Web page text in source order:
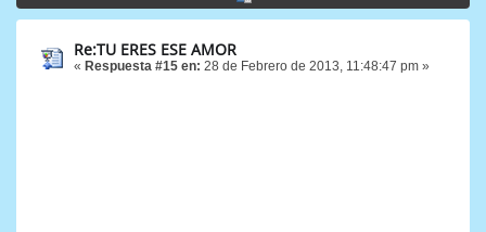
Re:TU ERES ESE AMOR
« Respuesta #15 en: 28 de Febrero de 2013, 11:48:47 pm »